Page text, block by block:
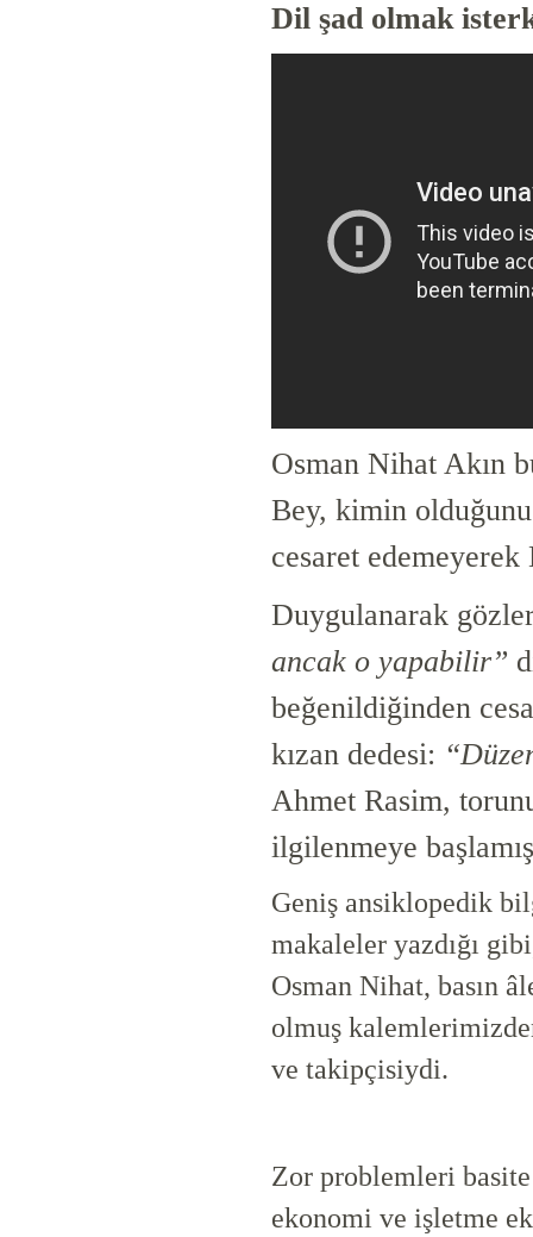
Dil şad olmak
Osman Nihat Akın
Bey, kimin
cesaret
Duygulanarak
ancak o yapabilir”
beğenildiğinden
kızan dedesi:
Ahmet Rasim,
ilgilenmeye
Geniş ansiklopedik
makaleler yazdığı
Osman Nihat, basın
olmuş
ve takipçisiydi.
Zor problemleri
ekonomi ve işletme